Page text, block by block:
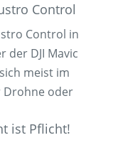
Control
Control in
der DJI Mavic
meist im
Drohne oder
ist Pflicht!